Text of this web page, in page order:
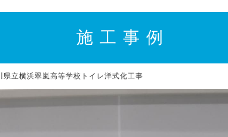
施工事例
県立横浜翠嵐高等学校トイレ洋式化工事